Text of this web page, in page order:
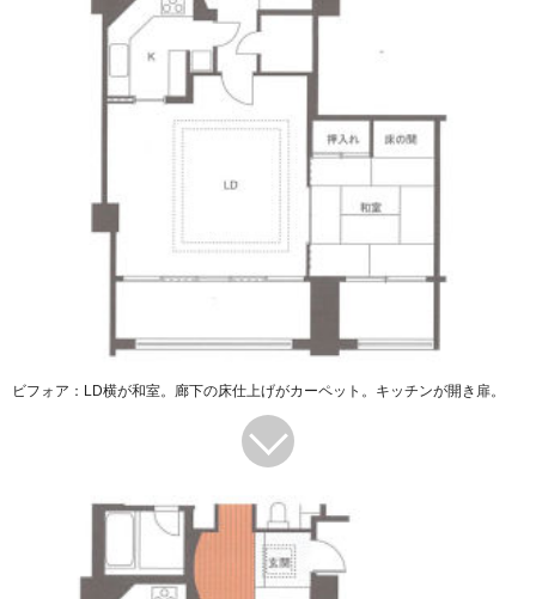
ビフォア：LD横が和室。廊下の床仕上げがカーペット。キッチンが開き扉。